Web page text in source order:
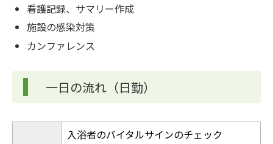
看護記録、サマリー作成
施設の感染対策
カンファレンス
一日の流れ（日勤）
入浴者のバイタルサインのチェック